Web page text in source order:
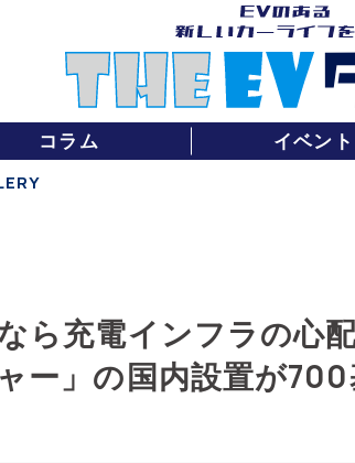
コラム イベント
ら充電インフラの心
ー」の国内設置が